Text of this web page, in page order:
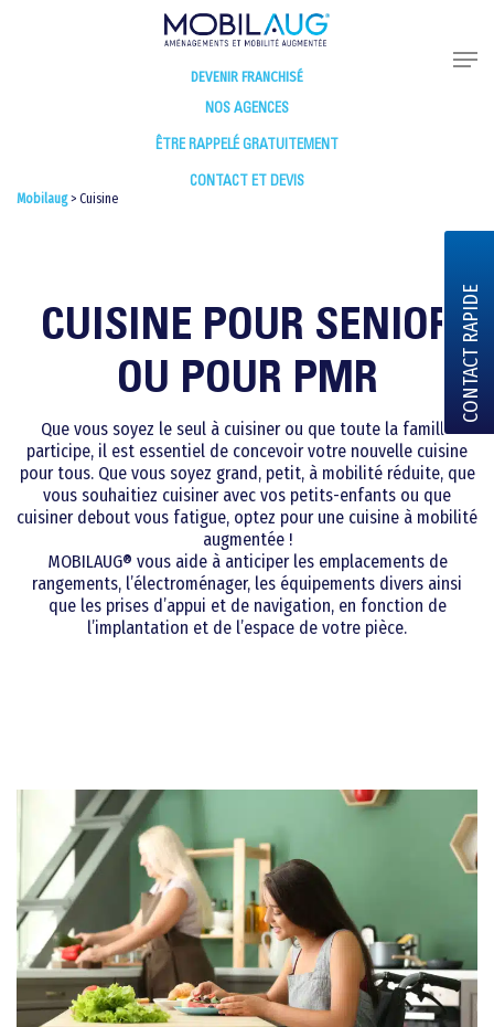
DEVENIR FRANCHISÉ
NOS AGENCES
ÊTRE RAPPELÉ GRATUITEMENT
CONTACT ET DEVIS
Mobilaug> Cuisine
CUISINE POUR SENIOR
OU POUR PMR
Que vous soyez le seul à cuisiner ou que toute la famille
participe, il est essentiel de concevoir votre nouvelle cuisine
pour tous. Que vous soyez grand, petit, à mobilité réduite, que
vous souhaitiez cuisiner avec vos petits-enfants ou que
cuisiner debout vous fatigue, optez pour une cuisine à mobilité
augmentée !
MOBILAUG® vous aide à anticiper les emplacements de
rangements, l’électroménager, les équipements divers ainsi
que les prises d’appui et de navigation, en fonction de
l’implantation et de l’espace de votre pièce.
CONTACT RAPIDE